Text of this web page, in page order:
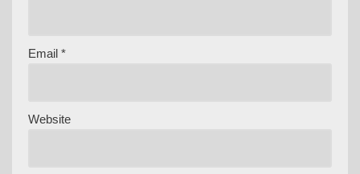
Email *
Website